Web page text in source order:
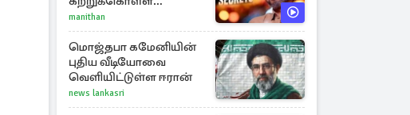
வேண்டிய முக்கிய 3
விடயங்கள்!
manithan
மொஜ்தபா கமேனியின்
புதிய வீடியோவை
வெளியிட்டுள்ள ஈரான்
news lankasri